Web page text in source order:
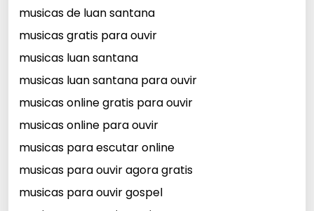
musicas de luan santana
musicas gratis para ouvir
musicas luan santana
musicas luan santana para ouvir
musicas online gratis para ouvir
musicas online para ouvir
musicas para escutar online
musicas para ouvir agora gratis
musicas para ouvir gospel